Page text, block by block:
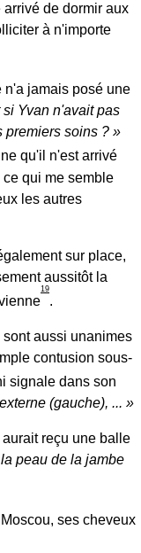
arrivé de dormir aux
à n'importe
n'a jamais posé une
si Yvan n'avait pas
premiers soins ?
qu'il n'est arrivé
qui me semble
les autres
sur place,
aussitôt la
19
.
aussi unanimes
contusion sous-
signale dans son
(gauche), ...
aurait reçu une balle
peau de la jambe
ses cheveux